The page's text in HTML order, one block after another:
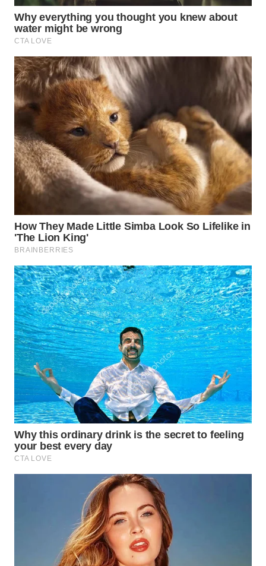
TAPANULI
TENGAH
SERDANG
WN
TEBING
TINGGI
WN
PAKPAK
WN
WN
BEKASI
WN
BOGOR
WN
DEPOK
WN
TAPANULI
UTARA
WN
SAMOSIR
SUMEDANG